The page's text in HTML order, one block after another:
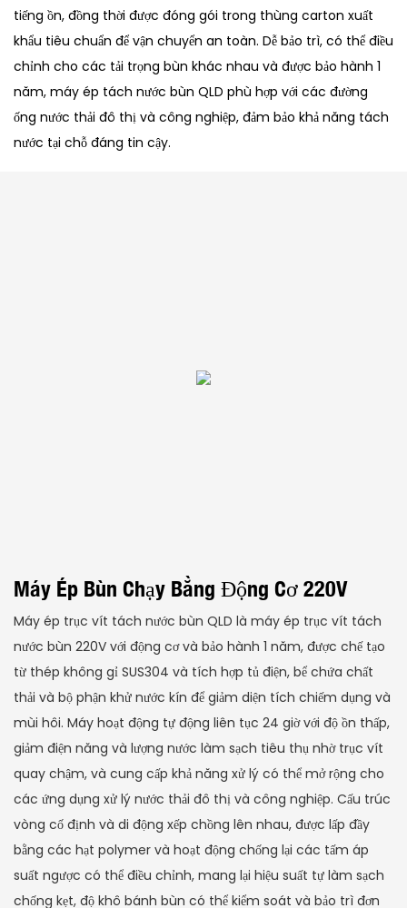
tiếng ồn, đồng thời được đóng gói trong thùng carton xuất
khẩu tiêu chuẩn để vận chuyển an toàn. Dễ bảo trì, có thể điều
chỉnh cho các tải trọng bùn khác nhau và được bảo hành 1
năm, máy ép tách nước bùn QLD phù hợp với các đường
ống nước thải đô thị và công nghiệp, đảm bảo khả năng tách
nước tại chỗ đáng tin cậy.
Máy Ép Bùn Chạy Bằng Động Cơ 220V
Máy ép trục vít tách nước bùn QLD là máy ép trục vít tách
nước bùn 220V với động cơ và bảo hành 1 năm, được chế tạo
từ thép không gỉ SUS304 và tích hợp tủ điện, bể chứa chất
thải và bộ phận khử nước kín để giảm diện tích chiếm dụng và
mùi hôi. Máy hoạt động tự động liên tục 24 giờ với độ ồn thấp,
giảm điện năng và lượng nước làm sạch tiêu thụ nhờ trục vít
quay chậm, và cung cấp khả năng xử lý có thể mở rộng cho
các ứng dụng xử lý nước thải đô thị và công nghiệp. Cấu trúc
vòng cố định và di động xếp chồng lên nhau, được lấp đầy
bằng các hạt polymer và hoạt động chống lại các tấm áp
suất ngược có thể điều chỉnh, mang lại hiệu suất tự làm sạch
chống kẹt, độ khô bánh bùn có thể kiểm soát và bảo trì đơn